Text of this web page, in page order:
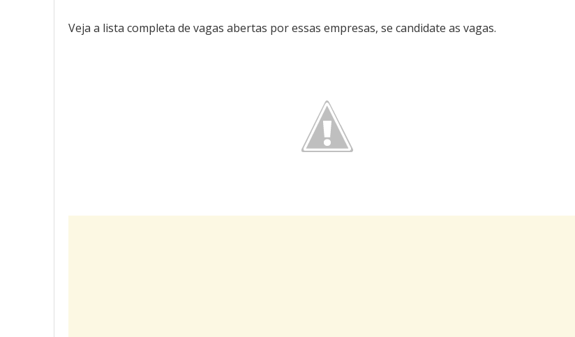
Veja a lista completa de vagas abertas por essas empresas, se candidate as vagas.